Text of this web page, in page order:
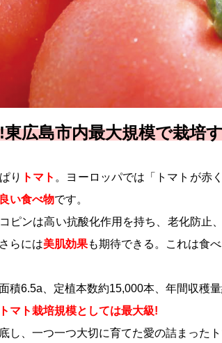
広島市内最大規模で栽培
り トマト 。ヨーロッパでは「トマトが赤
い食べ物です。
ピンは高い抗酸化作用を持ち、老化防
らには美肌効果も期待できる。これは食
積6.5a、定植本数約15,000本、年間収穫量
マト栽培規模としては最大級!
し、一つ一つ大切に育てた愛の詰まった